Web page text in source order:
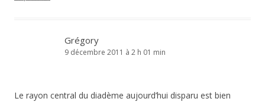
Grégory
9 décembre 2011 à 2 h 01 min
Le rayon central du diadème aujourd’hui disparu est bien